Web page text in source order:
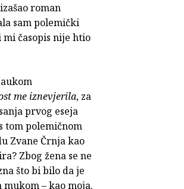
roman
sam polemički
časopis nije htio
me iznevjerila, za
prvog eseja
tom polemičnom
Zvane Črnja kao
Zbog žena se ne
što bi bilo da je
– kao moja.